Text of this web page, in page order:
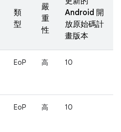
類
型
嚴
重
性
Android 開
放原始碼計
畫版本
EoP 高 10
EoP 高 10